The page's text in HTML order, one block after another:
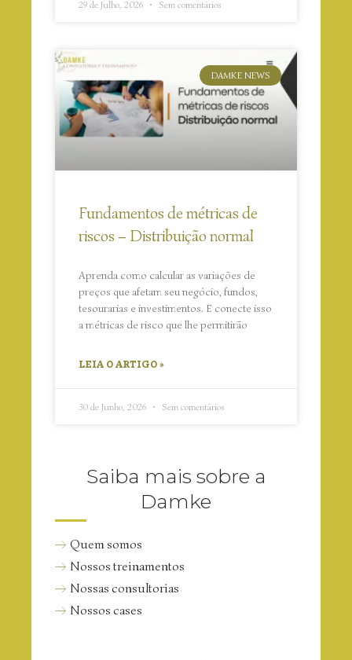
29 de Julho, 2026 Sem comentários
DAMKE NEWS
Fundamentos de métricas de
riscos – Distribuição normal
Aprenda como calcular as variações de
preços que afetam seu negócio, fundos,
tesourarias e investimentos. E conecte isso
a métricas de risco que lhe permitirão
LEIA O ARTIGO »
30 de Junho, 2026 Sem comentários
Saiba mais sobre a
Damke
Quem somos
Nossos treinamentos
Nossas consultorias
Nossos cases